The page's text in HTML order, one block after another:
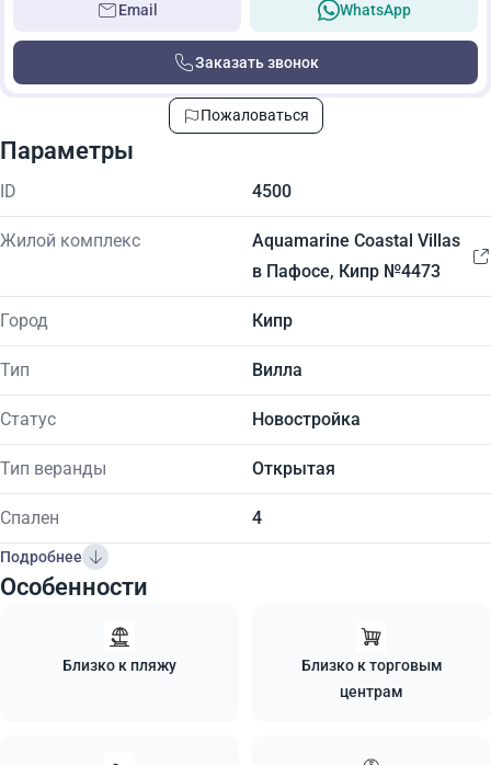
Email WhatsApp
Заказать звонок
Пожаловаться
Параметры
ID 4500
Жилой комплекс
Aquamarine Coastal Villas
в Пафосе, Кипр №4473
Город Кипр
Тип Вилла
Статус Новостройка
Тип веранды Открытая
Спален 4
Подробнее
Особенности
Близко к пляжу
Близко к торговым
центрам